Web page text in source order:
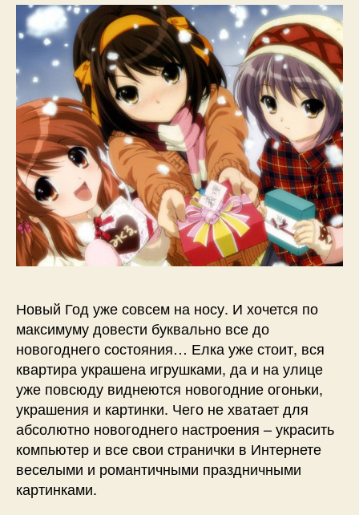
Новый Год уже совсем на носу. И хочется по
максимуму довести буквально все до
новогоднего состояния… Елка уже стоит, вся
квартира украшена игрушками, да и на улице
уже повсюду виднеются новогодние огоньки,
украшения и картинки. Чего не хватает для
абсолютно новогоднего настроения – украсить
компьютер и все свои странички в Интернете
веселыми и романтичными праздничными
картинками.